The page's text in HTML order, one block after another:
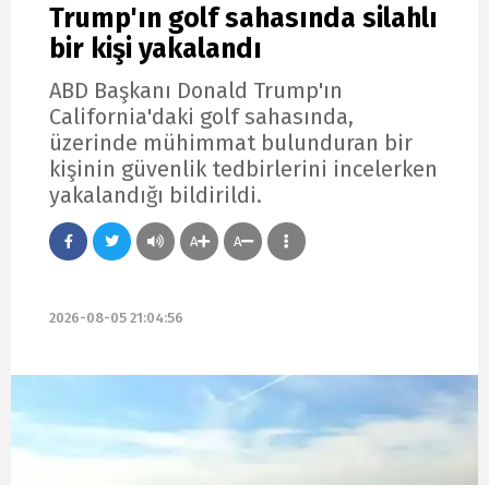
Trump'ın golf sahasında silahlı
bir kişi yakalandı
ABD Başkanı Donald Trump'ın
California'daki golf sahasında,
üzerinde mühimmat bulunduran bir
kişinin güvenlik tedbirlerini incelerken
yakalandığı bildirildi.
A A
2026-08-05 21:04:56